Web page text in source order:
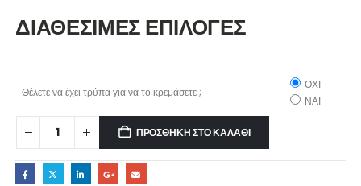
ΔΙΑΘΕΣΙΜΕΣ ΕΠΙΛΟΓΕΣ
Θέλετε να έχει τρύπα για να το κρεμάσετε ;
ΟΧΙ
ΝΑΙ
ΠΡΟΣΘΉΚΗ ΣΤΟ ΚΑΛΆΘΙ